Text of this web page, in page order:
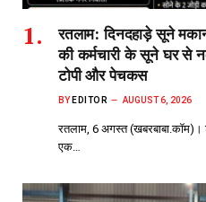
रतलाम: दिनदहाड़े सूने
की कर्मचारी के सूने घर से
टोपी और पेचकस
BY EDITOR AUGUST 6, 2026
रतलाम, 6 अगस्त (खबरबाबा.कॉम)।
एक…